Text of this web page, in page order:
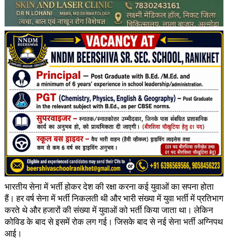
भारतीय सेना में भर्ती होकर देश की रक्षा करना कई युवाओं का सपना होता
हैं। हर वर्ष सेना में भर्ती निकलती थी और भारी संख्या में युवा भर्ती में प्रतिभाग
करते थे और हजारों की संख्या में युवाओं को भर्ती किया जाता था। लेकिन
कोविड के बाद से इसमें रोक लग गई। जिसके बाद से नई सेना भर्ती अग्निपथ
आई।